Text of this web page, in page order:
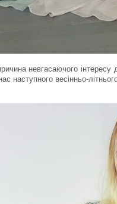
невгасаючого інтересу
наступного весінньо-